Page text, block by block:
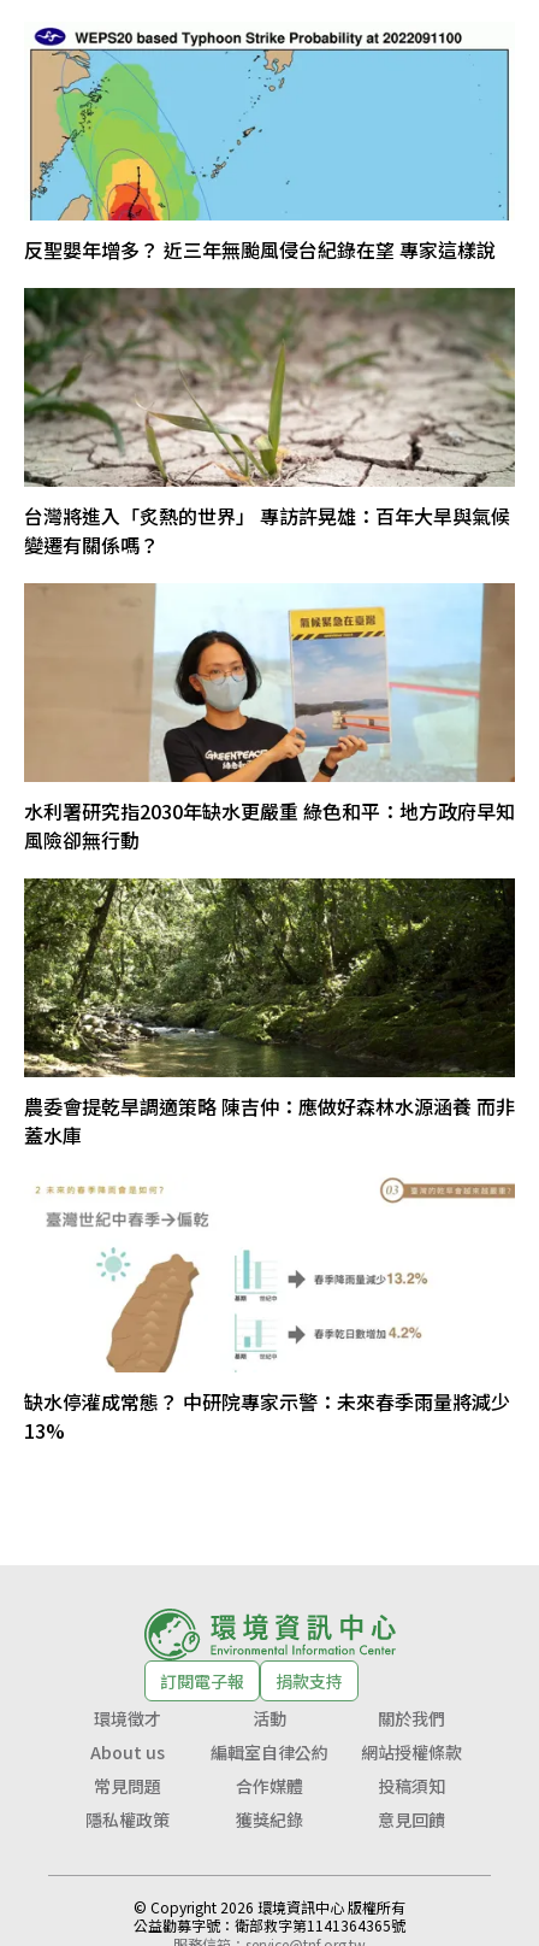
反聖嬰年增多？ 近三年無颱風侵台紀錄在望 專家這樣說
台灣將進入「炙熱的世界」 專訪許晃雄：百年大旱與氣候
變遷有關係嗎？
水利署研究指2030年缺水更嚴重 綠色和平：地方政府早知
風險卻無行動
農委會提乾旱調適策略 陳吉仲：應做好森林水源涵養 而非
蓋水庫
缺水停灌成常態？ 中研院專家示警：未來春季雨量將減少
13%
訂閱電子報
捐款支持
環境徵才
活動
關於我們
About us
編輯室自律公約
網站授權條款
常見問題
合作媒體
投稿須知
隱私權政策
獲獎紀錄 意見回饋
© Copyright 2026 環境資訊中心 版權所有
公益勸募字號： 衛部救字第1141364365號